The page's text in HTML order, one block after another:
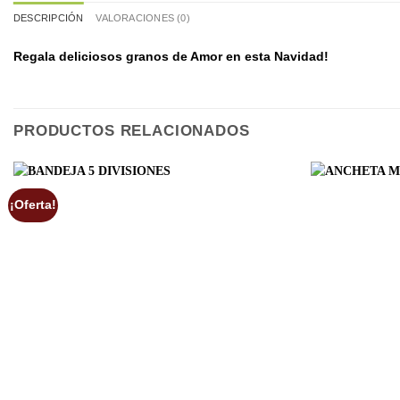
DESCRIPCIÓN VALORACIONES (0)
Regala deliciosos granos de Amor en esta Navidad!
PRODUCTOS RELACIONADOS
¡Oferta!